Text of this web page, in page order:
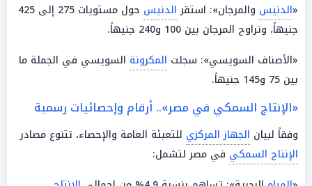
«الدنيس والمرجان»: استقرالدنيس
حول مستويات 275 إلى 425
جنيهاً، وتراوح المرجان بين 100 و240 جنيهاً.
«الأصناف السويسي»: سجلت المكرونة السويسي في الجملة ما
بين 75 و145 جنيهاً.
«الإنتاج السمكي في مصر».. أرقام وإحصائيات رسمية
وفقاً لبيان الجهاز المركزي للتعبئة العامة والإحصاء، تتنوع مصادر
الإنتاج السمكي في مصر لتشمل: